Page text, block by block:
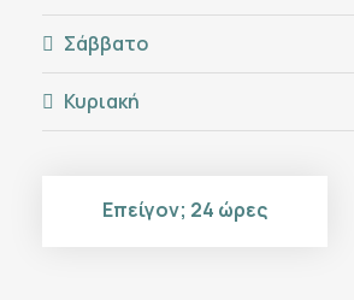
Σάββατο
Κυριακή
Επείγον; 24 ώρες